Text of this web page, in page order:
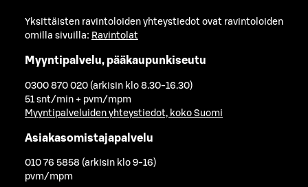
Yksittäisten ravintoloiden yhteystiedot ovat ravintoloiden
omilla sivuilla: Ravintolat
Myyntipalvelu, pääkaupunkiseutu
0300 870 020 (arkisin klo 8.30-16.30)
51 snt/min + pvm/mpm
Myyntipalveluiden yhteystiedot, koko Suomi
Asiakasomistajapalvelu
010 76 5858 (arkisin klo 9-16)
pvm/mpm